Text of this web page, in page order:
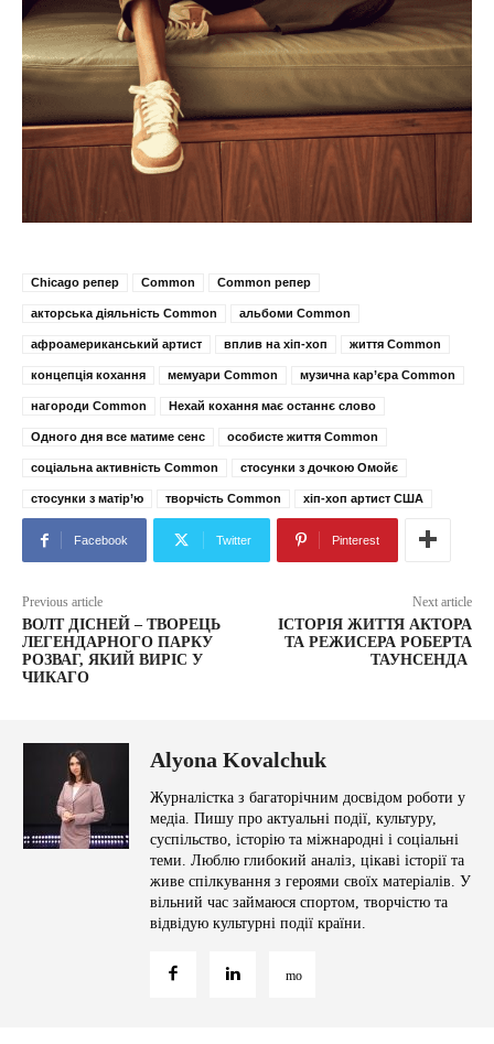
Chicago репер Common Common репер
акторська діяльність Common альбоми Common
афроамериканський артист вплив на хіп-хоп життя Common
концепція кохання мемуари Common музична кар’єра Common
нагороди Common Нехай кохання має останнє слово
Одного дня все матиме сенс особисте життя Common
соціальна активність Common стосунки з дочкою Омойє
стосунки з матір’ю творчість Common хіп-хоп артист США
Facebook Twitter Pinterest
Previous article
ВОЛТ ДІСНЕЙ – ТВОРЕЦЬ
ЛЕГЕНДАРНОГО ПАРКУ
РОЗВАГ, ЯКИЙ ВИРІС У
ЧИКАГО
Next article
ІСТОРІЯ ЖИТТЯ АКТОРА
ТА РЕЖИСЕРА РОБЕРТА
ТАУНСЕНДА
Alyona Kovalchuk
Журналістка з багаторічним досвідом роботи у
медіа. Пишу про актуальні події, культуру,
суспільство, історію та міжнародні і соціальні
теми. Люблю глибокий аналіз, цікаві історії та
живе спілкування з героями своїх матеріалів. У
вільний час займаюся спортом, творчістю та
відвідую культурні події країни.